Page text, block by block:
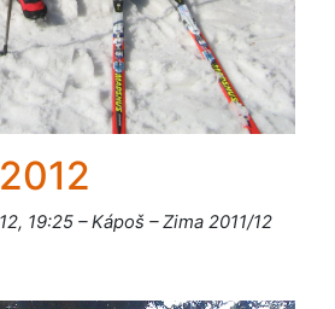
19:25 – Kápoš – Zima 2011/12